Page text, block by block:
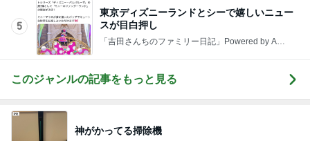
5
東京ディズニーランドとシーで嬉しいニュー
スが目白押し
「吉田さんちのファミリー日記」Powered by Ame
このジャンルの記事をもっと見る
神がかってる掃除機